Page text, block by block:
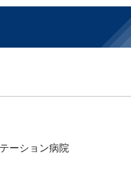
ーション病院